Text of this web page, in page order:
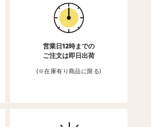
営業日12時までの
ご注文は即日出荷
(※在庫有り商品に限る)